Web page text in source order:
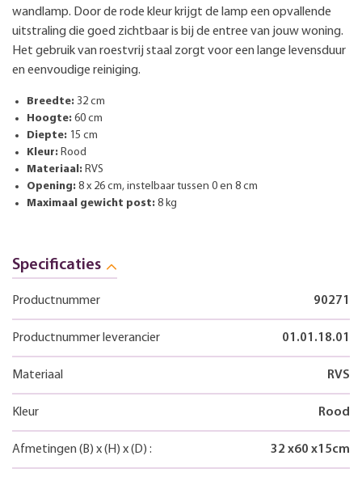
wandlamp. Door de rode kleur krijgt de lamp een opvallende
uitstraling die goed zichtbaar is bij de entree van jouw woning.
Het gebruik van roestvrij staal zorgt voor een lange levensduur
en eenvoudige reiniging.
Breedte: 32 cm
Hoogte: 60 cm
Diepte: 15 cm
Kleur: Rood
Materiaal: RVS
Opening: 8 x 26 cm, instelbaar tussen 0 en 8 cm
Maximaal gewicht post: 8 kg
Specificaties
Productnummer 90271
Productnummer leverancier 01.01.18.01
Materiaal RVS
Kleur Rood
Afmetingen (B) x(H) x(D) : 32 x60 x15cm